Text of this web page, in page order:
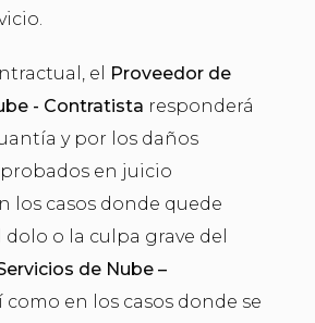
el
Proveedor de
- Contratista responderá
y por los daños
en juicio
los casos donde quede
o la culpa grave del
de Nube –
como en los casos donde se